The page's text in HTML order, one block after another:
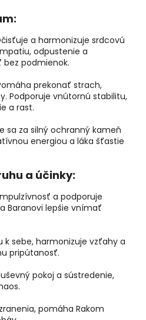
a harmonizuje srdcovú
odpustenie a
podmienok.
prekonať strach,
Podporuje vnútornú stabilitu,
a rast.
sa za silný ochranný kameň
energiou a láka šťastie
a účinky:
a podporuje
Baranovi lepšie vnímať
k sebe, harmonizuje vzťahy a
pripútanosť.
pokoj a sústredenie,
pomáha Rakom